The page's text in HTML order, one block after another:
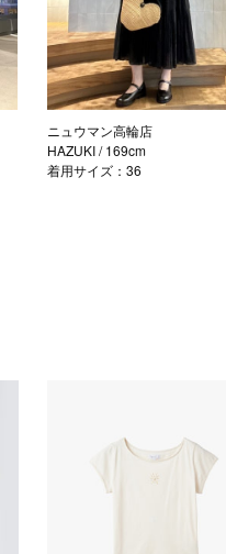
ニュウマン高輪店
HAZUKI/ 169cm
着用サイズ：36